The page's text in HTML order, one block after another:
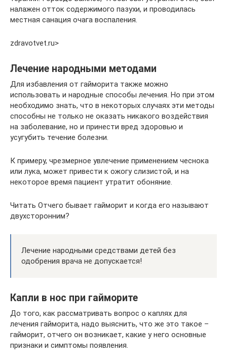
налажен отток содержимого пазухи, и проводилась
местная санация очага воспаления.
zdravotvet.ru⁪>
Лечение народными методами
Для избавления от гайморита также можно
использовать и народные способы лечения. Но при этом
необходимо знать, что в некоторых случаях эти методы
способны не только не оказать никакого воздействия
на заболевание, но и принести вред здоровью и
усугубить течение болезни.
К примеру, чрезмерное увлечение применением чеснока
или лука, может привести к ожогу слизистой, и на
некоторое время пациент утратит обоняние.
Читать Отчего бывает гайморит и когда его называют
двухсторонним?
Лечение народными средствами детей без
одобрения врача не допускается!
Капли в нос при гайморите
До того, как рассматривать вопрос о каплях для
лечения гайморита, надо выяснить, что же это такое –
гайморит, отчего он возникает, какие у него основные
признаки и симптомы появления.